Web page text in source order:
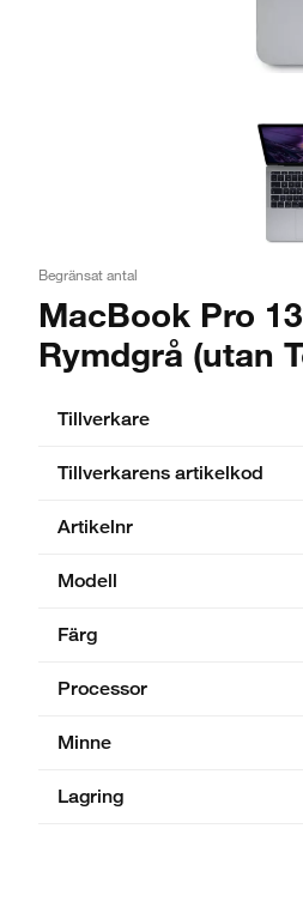
Begränsat antal
MacBook Pro
Rymdgrå (utan
Tillverkare
Tillverkarens artikelkod
Artikelnr
Modell
Färg
Processor
Minne
Lagring